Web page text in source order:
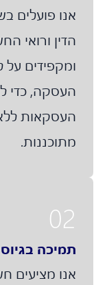
אנו פועלים
הדין ורואי
ומקפידים על
העסקה, כדי
העסקאות ללא
מתוכננות.
תמיכה בגיוסי
אנו מציעים